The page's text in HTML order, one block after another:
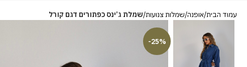
begin without risk is to use the Aviator demo mode and familiarise yourself
probability of long sessions. Reading these guides often reveals how the
guarantees genuine randomness for every single bet you decide to place.
עמוד הבית אופנה שמלות צנועות שמלת ג’ינס כפתורים דגם קורל
-25%